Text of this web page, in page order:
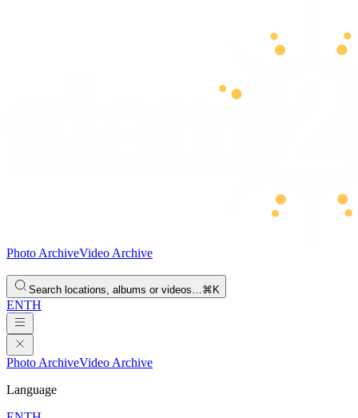
Photo ArchiveVideo Archive
Search locations, albums or videos…⌘K
ENTH
Photo ArchiveVideo Archive
Language